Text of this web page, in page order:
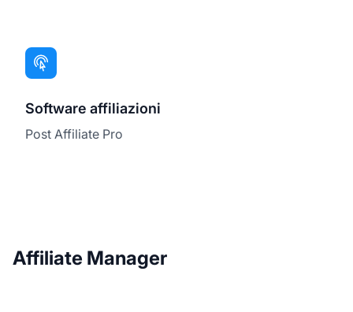
Software affiliazioni
Post Affiliate Pro
Affiliate Manager